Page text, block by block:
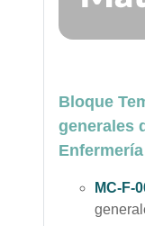
Bloque
generales
MC-F-